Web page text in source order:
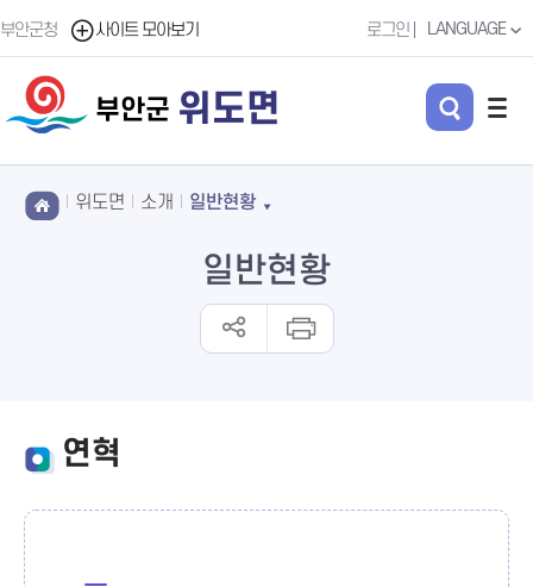
부안군청 사이트 모아보기 로그인 LANGUAGE
부안군 위도면
위도면 소개 일반현황
일반현황
연혁